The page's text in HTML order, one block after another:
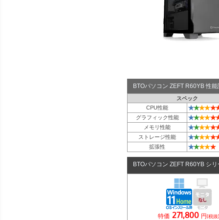
BTOパソコン ZEFT R60YB 性
スペック
CPU性能
★★★★★
グラフィック性能 ★★★★★
メモリ性能 ★★★★★
ストレージ性能 ★★★★★
拡張性 ★★★★★
BTOパソコン ZEFT R60YB シリ
特価 271,800 円(税抜